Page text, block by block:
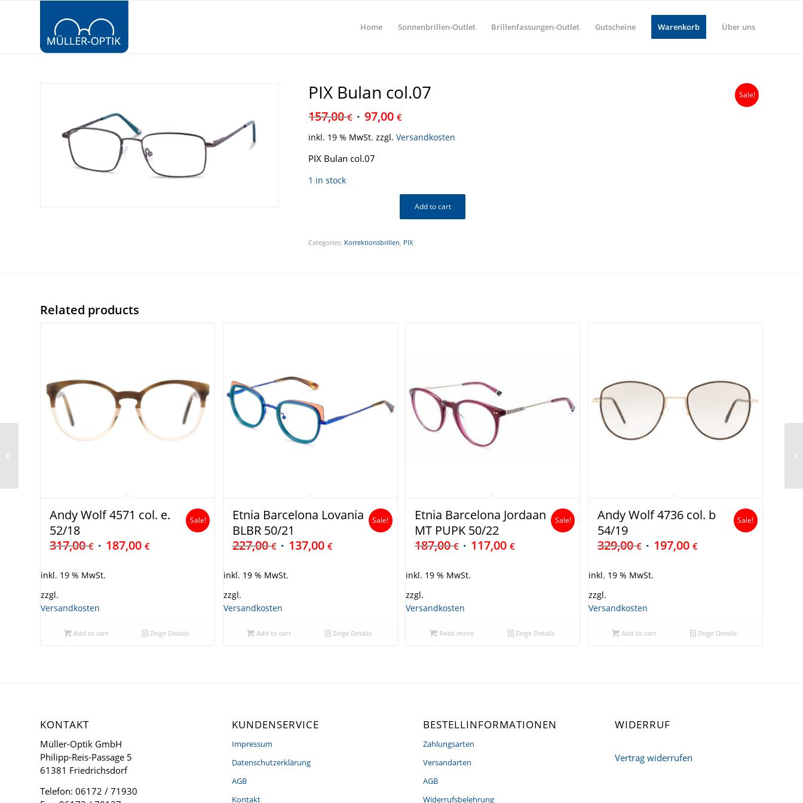
Home Sonnenbrillen-Outlet Brillenfassungen-Outlet Gutscheine Warenkorb Über uns
Sale!
PIX Bulan col.07
157,00€ 97,00€
inkl. 19 % MwSt. zzgl.Versandkosten
PIX Bulan col.07
1 in stock
Add to cart
Categories: Korrektionsbrillen PIX
Related products
Andy Wolf 4571 col. e.
52/18
317,00€ 187,00 €
Sale!
inkl. 19 % MwSt.
zzgl.
Versandkosten
Add to cart Zeige Details
Etnia Barcelona Lovania
BLBR 50/21
227,00€ 137,00 €
Sale!
inkl. 19 % MwSt.
zzgl.
Versandkosten
Add to cart Zeige Details
Etnia Barcelona Jordaan
MT PUPK 50/22
187,00€ 117,00€
Sale!
inkl. 19 % MwSt.
zzgl.
Versandkosten
Read more Zeige Details
Andy Wolf 4736 col. b
54/19
329,00€ 197,00 €
Sale!
inkl. 19 % MwSt.
zzgl.
Versandkosten
Add to cart Zeige Details
KONTAKT
Müller-Optik GmbH
Philipp-Reis-Passage 5
61381 Friedrichsdorf
Telefon: 06172 / 71930
KUNDENSERVICE
Impressum
Datenschutzerklärung
AGB
Kontakt
BESTELLINFORMATIONEN
Zahlungsarten
Versandarten
AGB
Widerrufsbelehrung
WIDERRUF
Vertrag widerrufen